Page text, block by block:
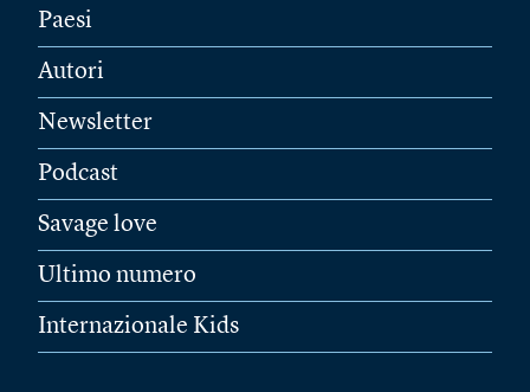
Paesi
Autori
Newsletter
Podcast
Savage love
Ultimo numero
Internazionale Kids